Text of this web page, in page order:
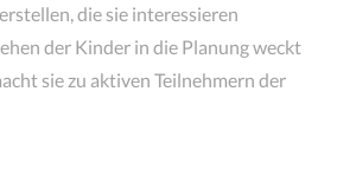
die sie interessieren
der Kinder in die Planung weckt
sie zu aktiven Teilnehmern der